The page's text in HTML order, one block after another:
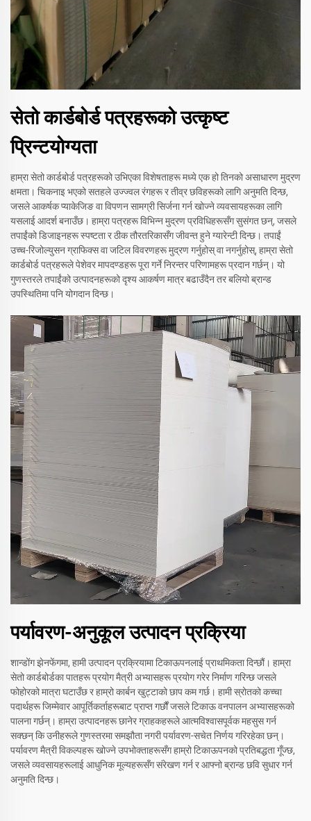
सेतो कार्डबोर्ड पत्रहरूको उत्कृष्ट
प्रिन्टयोग्यता
हाम्रा सेतो कार्डबोर्ड पत्रहरूको उभिएका विशेषताहरू मध्ये एक हो तिनको असाधारण मुद्रण
क्षमता। चिकनाइ भएको सतहले उज्ज्वल रंगहरू र तीव्र छविहरूको लागि अनुमति दिन्छ,
जसले आकर्षक प्याकेजिङ वा विपणन सामग्री सिर्जना गर्न खोज्ने व्यवसायहरूका लागि
यसलाई आदर्श बनाउँछ। हाम्रा पत्रहरू विभिन्न मुद्रण प्रविधिहरूसँग सुसंगत छन्, जसले
तपाईंको डिजाइनहरू स्पष्टता र ठीक तौरतरिकासँग जीवन्त हुने ग्यारेन्टी दिन्छ। तपाईं
उच्च-रिजोल्युसन ग्राफिक्स वा जटिल विवरणहरू मुद्रण गर्नुहोस् वा नगर्नुहोस्, हाम्रा सेतो
कार्डबोर्ड पत्रहरूले पेशेवर मापदण्डहरू पूरा गर्ने निरन्तर परिणामहरू प्रदान गर्छन्। यो
गुणस्तरले तपाईंको उत्पादनहरूको दृश्य आकर्षण मात्र बढाउँदैन तर बलियो ब्रान्ड
उपस्थितिमा पनि योगदान दिन्छ।
पर्यावरण-अनुकूल उत्पादन प्रक्रिया
शान्डोंग झेनफेंगमा, हामी उत्पादन प्रक्रियामा टिकाऊपनलाई प्राथमिकता दिन्छौं। हाम्रा
सेतो कार्डबोर्डका पातहरू प्रयोग मैत्री अभ्यासहरू प्रयोग गरेर निर्माण गरिन्छ जसले
फोहोरको मात्रा घटाउँछ र हाम्रो कार्बन खुट्टाको छाप कम गर्छ। हामी स्रोतको कच्चा
पदार्थहरू जिम्मेवार आपूर्तिकर्ताहरूबाट प्राप्त गर्छौं जसले टिकाऊ वनपालन अभ्यासहरूको
पालना गर्छन्। हाम्रा उत्पादनहरू छानेर ग्राहकहरूले आत्मविश्वासपूर्वक महसुस गर्न
सक्छन् कि उनीहरूले गुणस्तरमा समझौता नगरी पर्यावरण-सचेत निर्णय गरिरहेका छन्।
पर्यावरण मैत्री विकल्पहरू खोज्ने उपभोक्ताहरूसँग हाम्रो टिकाऊपनको प्रतिबद्धता गूँज्छ,
जसले व्यवसायहरूलाई आधुनिक मूल्यहरूसँग संरेखण गर्न र आफ्नो ब्रान्ड छवि सुधार गर्न
अनुमति दिन्छ।